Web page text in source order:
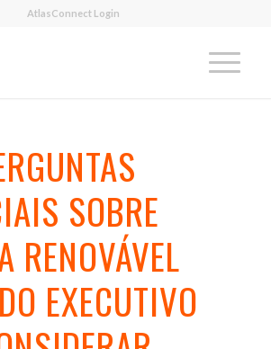
AtlasConnect Login
SOBRE
RENOVÁVEL
EXECUTIVO